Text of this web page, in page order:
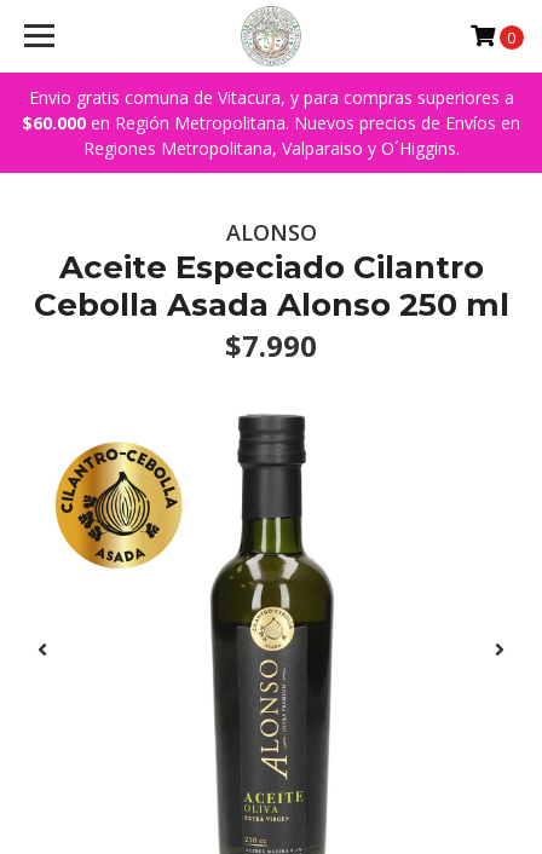
Envio gratis comuna de Vitacura, y para compras superiores a
$60.000 en Región Metropolitana. Nuevos precios de Envíos en
Regiones Metropolitana, Valparaiso y O´Higgins.
0
ALONSO
Aceite Especiado Cilantro
Cebolla Asada Alonso 250 ml
$7.990